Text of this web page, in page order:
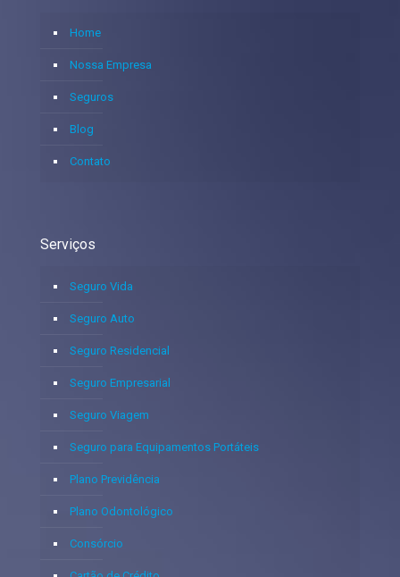
Home
Nossa Empresa
Seguros
Blog
Contato
Serviços
Seguro Vida
Seguro Auto
Seguro Residencial
Seguro Empresarial
Seguro Viagem
Seguro para Equipamentos Portáteis
Plano Previdência
Plano Odontológico
Consórcio